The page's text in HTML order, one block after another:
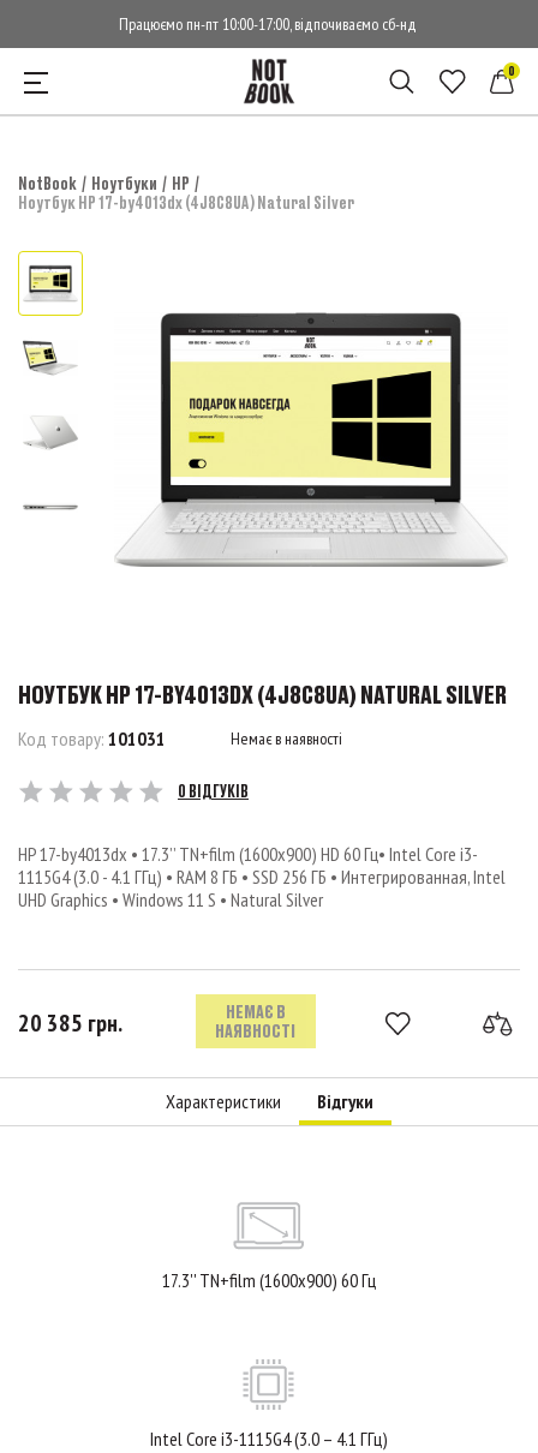
Працюємо пн-пт 10:00-17:00, відпочиваємо сб-нд
0
NotBook Ноутбуки
HP
Ноутбук HP 17-by4013dx (4J8C8UA) Natural Silver
НОУТБУК HP 17-BY4013DX (4J8C8UA) NATURAL SILVER
Код товару: 101031 Немає в наявності
0 ВІДГУКІВ
HP 17-by4013dx • 17.3’’ TN+film (1600x900) HD 60 Гц• Intel Core i3-
1115G4 (3.0 - 4.1 ГГц) • RAM 8 ГБ • SSD 256 ГБ • Интегрированная, Intel
UHD Graphics • Windows 11 S • Natural Silver
20 385 грн.
НЕМАЄ В
НАЯВНОСТІ
Характеристики Відгуки
17.3'' TN+film (1600x900) 60 Гц
Intel Core i3-1115G4 (3.0 – 4.1 ГГц)